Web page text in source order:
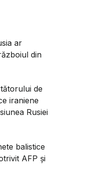
ar
din
de
iraniene
Rusiei
balistice
AFP şi